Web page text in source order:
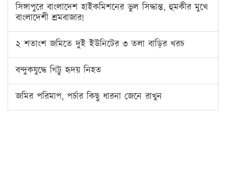
সিঙ্গাপুরে বাংলাদেশ হাইকমিশনের ভুল সিদ্ধান্ত, হুমকীর মুখে
বাংলাদেশী শ্রমবাজার!
২ শতাংশ জমিতে দুই ইউনিটের ৩ তলা বাড়ির খরচ
বন্দুকযুদ্ধে গিট্টু হৃদয় নিহত
জমির পরিমাপ, পর্চার কিছু ধারনা জেনে রাখুন